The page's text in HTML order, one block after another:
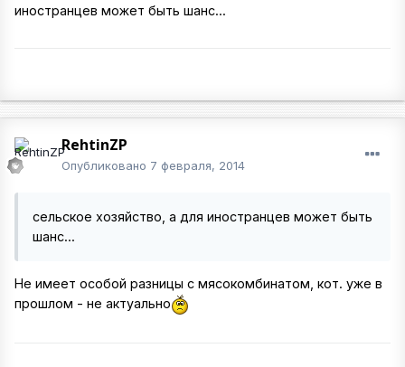
иностранцев может быть шанс...
RehtinZP
Опубликовано 7 февраля, 2014
сельское хозяйство, а для иностранцев может быть
шанс...
Не имеет особой разницы с мясокомбинатом, кот. уже в
прошлом - не актуально